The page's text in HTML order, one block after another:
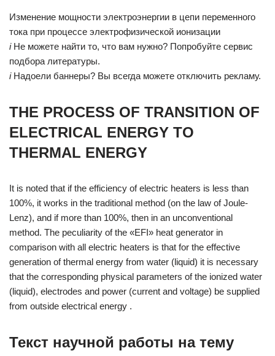
Изменение мощности электроэнергии в цепи переменного
тока при процессе электрофизической ионизации
iНе можете найти то, что вам нужно? Попробуйте сервис
подбора литературы.
iНадоели баннеры? Вы всегда можете отключить рекламу.
THE PROCESS OF TRANSITION OF
ELECTRICAL ENERGY TO
THERMAL ENERGY
It is noted that if the efficiency of electric heaters is less than
100%, it works in the traditional method (on the law of Joule-
Lenz), and if more than 100%, then in an unconventional
method. The peculiarity of the «EFI» heat generator in
comparison with all electric heaters is that for the effective
generation of thermal energy from water (liquid) it is necessary
that the corresponding physical parameters of the ionized water
(liquid), electrodes and power (current and voltage) be supplied
from outside electrical energy .
Текст научной работы на тему